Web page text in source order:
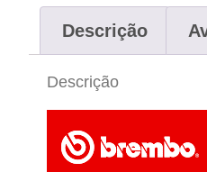
Descrição
Descrição